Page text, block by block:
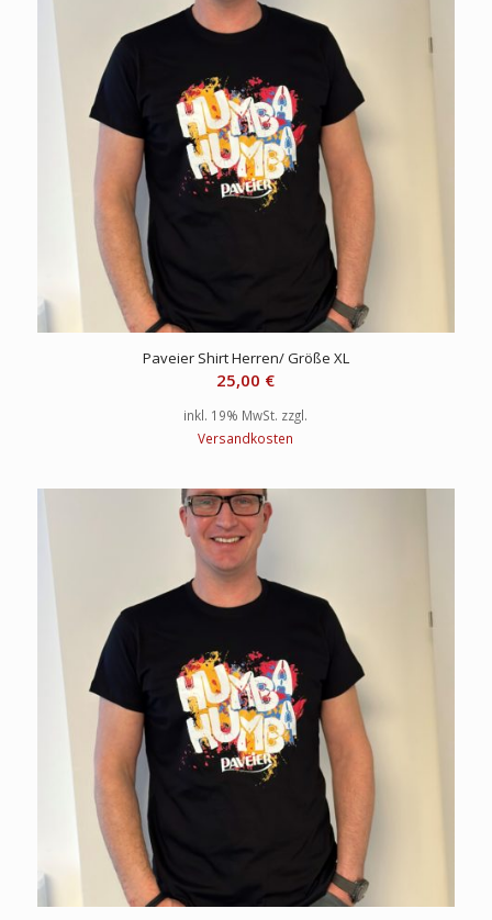
Paveier Shirt Herren/ Größe XL
25,00 €
inkl. 19% MwSt. zzgl.
Versandkosten